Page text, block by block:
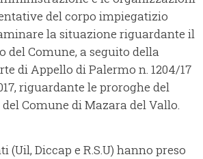
del corpo impiegatizio
la situazione riguardante il
del Comune, a seguito della
di Appello di Palermo n. 1204/17
riguardante le proroghe del
Comune di Mazara del Vallo.
(Uil, Diccap e R.S.U) hanno preso